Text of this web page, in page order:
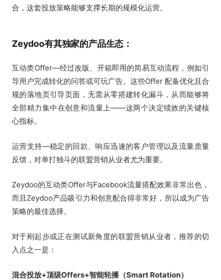
合，这套投放策略能够支撑长期的规模化运营。
Zeydoo有其独家的产品生态：
互动类Offer—经过改版、开箱即用的简易互动流程，例如引
导用户完成转化的问答或可玩广告。这些Offer 配备优化且合
规的落地页引导页面，无需从零搭建转化漏斗，从而能够将
全部精力集中在创意和流量上——这两个决定绩效的关键核
心指标。
运营支持—稳定的回款、响应迅速的客户管理以及流量质量
反馈，对单打独斗的联盟营销从业者尤为重要。
Zeydoo的互动类Offer与Facebook流量搭配效果非常出色，
而且Zeydoo产品吸引力和创意配合得非常好，所以成为广告
策略的最佳选择。
对于刚起步或正在测试新角度的联盟营销从业者，推荐的切
入点之一是：
混合投放+顶级Offers+智能轮播（Smart Rotation）